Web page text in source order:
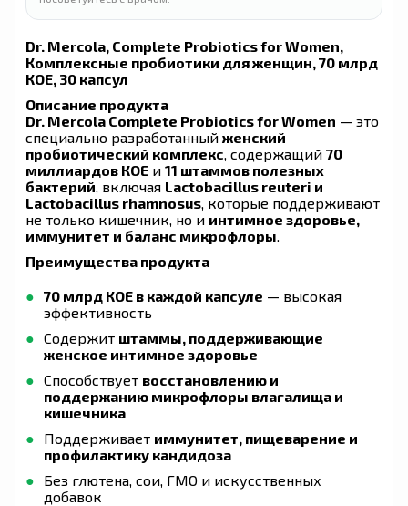
Dr. Mercola, Complete Probiotics for Women,
Комплексные пробиотики для женщин, 70 млрд
КОЕ, 30 капсул
Описание продукта
Dr. Mercola Complete Probiotics for Women — это
специально разработанный женский
пробиотический комплекс , содержащий 70
миллиардов КОЕ и 11 штаммов полезных
бактерий , включая Lactobacillus reuteri и
Lactobacillus rhamnosus , которые поддерживают
не только кишечник, но и интимное здоровье,
иммунитет и баланс микрофлоры
Преимущества продукта
70 млрд КОЕ в каждой капсуле — высокая
эффективность
Содержит штаммы, поддерживающие
женское интимное здоровье
Способствует восстановлению и
поддержанию микрофлоры влагалища и
кишечника
Поддерживает иммунитет, пищеварение и
профилактику кандидоза
Без глютена, сои, ГМО и искусственных
добавок